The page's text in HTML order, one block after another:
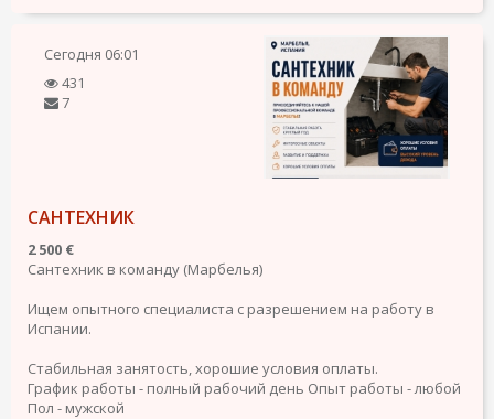
Сегодня 06:01
431
7
САНТЕХНИК
2 500 €
Сантехник в команду (Марбелья)
Ищем опытного специалиста с разрешением на работу в
Испании.
Стабильная занятость, хорошие условия оплаты.
График работы - полный рабочий день Опыт работы - любой
Пол - мужской